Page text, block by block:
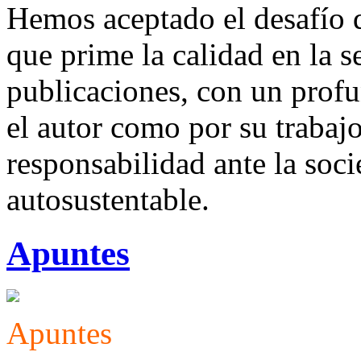
Hemos aceptado el
que prime la calidad en la
publicaciones, con un
el autor como por su
responsabilidad ante la
autosustentable.
Apuntes
Apuntes